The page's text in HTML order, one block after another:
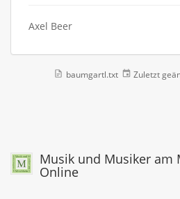
Axel Beer
baumgartl.txt Zuletzt
Musik und Musiker am
Online